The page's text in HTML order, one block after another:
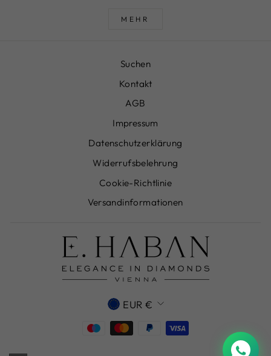
MEHR
Suchen
Kontakt
AGB
Impressum
Datenschutzerklärung
Widerrufsbelehrung
Cookie-Richtlinie
Versandinformationen
WÄHRUNG
EUR €